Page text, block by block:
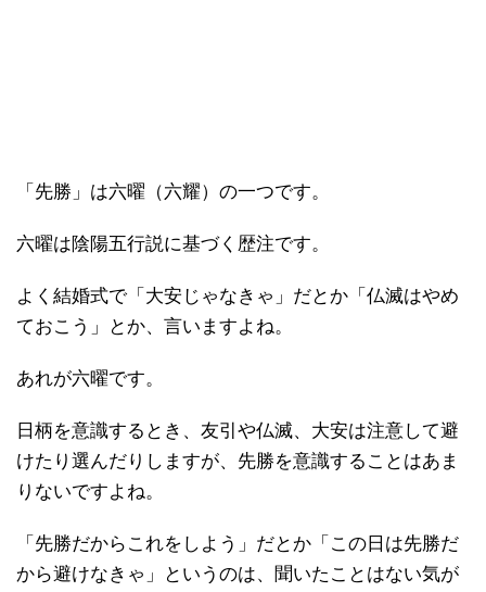
「先勝」は六曜（六耀）の一つです。
六曜は陰陽五行説に基づく歴注です。
よく結婚式で「大安じゃなきゃ」だとか「仏滅はやめ
ておこう」とか、言いますよね。
あれが六曜です。
日柄を意識するとき、友引や仏滅、大安は注意して避
けたり選んだりしますが、先勝を意識することはあま
りないですよね。
「先勝だからこれをしよう」だとか「この日は先勝だ
から避けなきゃ」というのは、聞いたことはない気が